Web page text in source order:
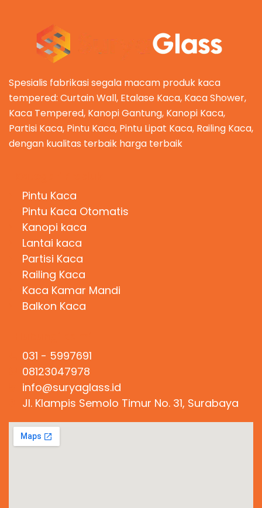
Spesialis fabrikasi segala macam produk kaca
tempered: Curtain Wall, Etalase Kaca, Kaca Shower,
Kaca Tempered, Kanopi Gantung, Kanopi Kaca,
Partisi Kaca, Pintu Kaca, Pintu Lipat Kaca, Railing Kaca,
dengan kualitas terbaik harga terbaik
Pintu Kaca
Pintu Kaca Otomatis
Kanopi kaca
Lantai kaca
Partisi Kaca
Railing Kaca
Kaca Kamar Mandi
Balkon Kaca
031 - 5997691
08123047978
info@suryaglass.id
Jl. Klampis Semolo Timur No. 31, Surabaya